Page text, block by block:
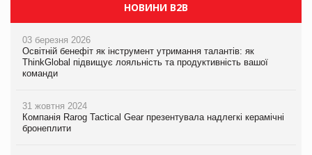
НОВИНИ B2B
03 березня 2026
Освітній бенефіт як інструмент утримання талантів: як
ThinkGlobal підвищує лояльність та продуктивність вашої
команди
31 жовтня 2024
Компанія Rarog Tactical Gear презентувала надлегкі керамічні
бронеплити